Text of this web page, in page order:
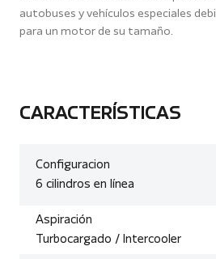
autobuses y vehículos especiales
para un motor de su tamaño.
CARACTERÍSTICAS
Configuracion
6 cilindros en línea
Aspiración
Turbocargado / Intercooler